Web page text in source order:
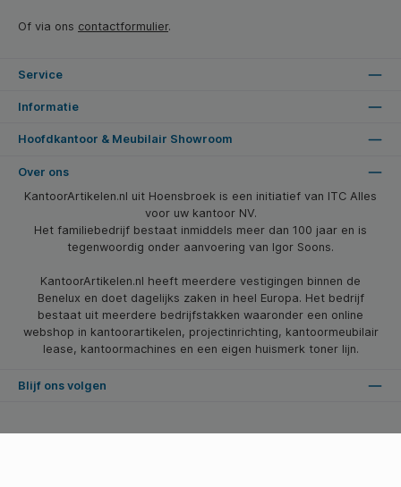
Of via ons contactformulier.
Service
Informatie
Hoofdkantoor & Meubilair Showroom
Over ons
KantoorArtikelen.nl uit Hoensbroek is een initiatief van ITC Alles
voor uw kantoor NV.
Het familiebedrijf bestaat inmiddels meer dan 100 jaar en is
tegenwoordig onder aanvoering van Igor Soons.
KantoorArtikelen.nl heeft meerdere vestigingen binnen de
Benelux en doet dagelijks zaken in heel Europa. Het bedrijf
bestaat uit meerdere bedrijfstakken waaronder een online
webshop in kantoorartikelen, projectinrichting, kantoormeubilair
lease, kantoormachines en een eigen huismerk toner lijn.
Blijf ons volgen